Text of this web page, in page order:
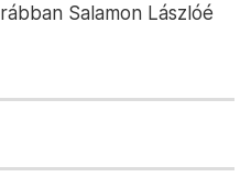
Salamon Lászlóé